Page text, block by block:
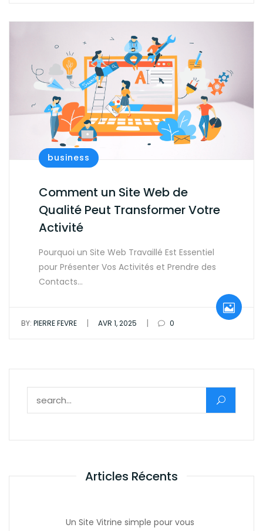
business
Comment un Site Web de
Qualité Peut Transformer Votre
Activité
Pourquoi un Site Web Travaillé Est Essentiel
pour Présenter Vos Activités et Prendre des
Contacts…
BY: PIERRE FEVRE | AVR 1, 2025 | 0
Articles Récents
Un Site Vitrine simple pour vous